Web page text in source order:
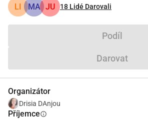
LI MA JU 18 Lidé Darovali
Podíl
Darovat
Organizátor
Drisia DAnjou
Příjemceinfo